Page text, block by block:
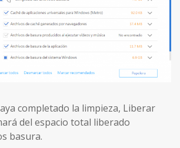
completado la limpieza, Liberar
del espacio total liberado
basura.